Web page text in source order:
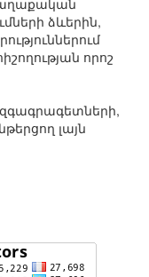
ձևերին,
որոշ
լայն